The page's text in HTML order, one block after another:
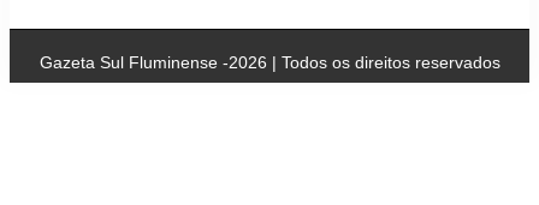
Gazeta Sul Fluminense -2026 | Todos os direitos reservados